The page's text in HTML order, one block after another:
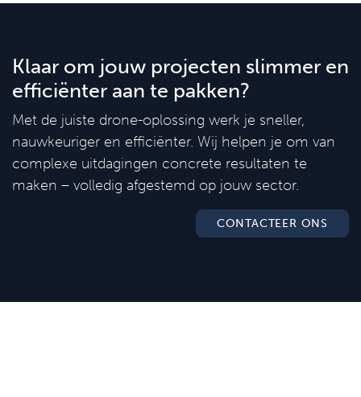
Klaar om jouw projecten slimmer en
efficiënter aan te pakken?
Met de juiste drone-oplossing werk je sneller,
nauwkeuriger en efficiënter. Wij helpen je om van
complexe uitdagingen concrete resultaten te
maken – volledig afgestemd op jouw sector.
CONTACTEER ONS